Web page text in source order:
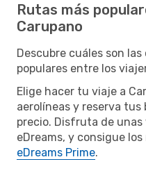
Rutas más
Carupano
Descubre cuáles son
populares entre los
Elige hacer tu viaje a
aerolíneas y reserva
precio. Disfruta de
eDreams, y consigue
eDreams Prime.